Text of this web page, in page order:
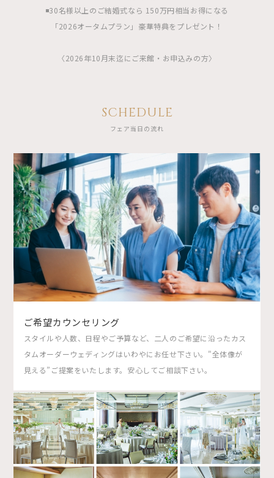
◾️30名様以上のご結婚式なら 150万円相当お得になる
「2026オータムプラン」豪華特典をプレゼント！
〈2026年10月末迄にご来館・お申込みの方〉
SCHEDULE
フェア当日の流れ
ご希望カウンセリング
スタイルや人数、日程やご予算など、二人のご希望に沿ったカス
タムオーダーウェディングはいわやにお任せ下さい。"全体像が
見える”ご提案をいたします。安心してご相談下さい。